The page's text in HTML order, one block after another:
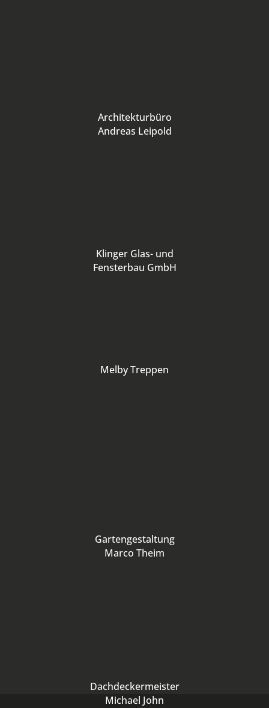
Architekturbüro
Andreas Leipold
Klinger Glas- und
Fensterbau GmbH
Melby Treppen
Gartengestaltung
Marco Theim
Dachdeckermeister
Michael John